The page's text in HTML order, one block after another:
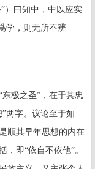
）曰知中，中以应实
学，则无所不辨
极之圣”，在于其忠
两字。议论至于如
顺其早年思想的内在
即“依自不依他”。